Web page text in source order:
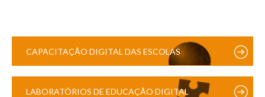
CAPACITAÇÃO DIGITAL DAS ESCOLAS
LABORATÓRIOS DE EDUCAÇÃO DIGITAL